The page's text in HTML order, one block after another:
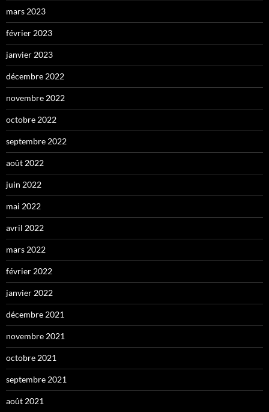
mars 2023
février 2023
janvier 2023
décembre 2022
novembre 2022
octobre 2022
septembre 2022
août 2022
juin 2022
mai 2022
avril 2022
mars 2022
février 2022
janvier 2022
décembre 2021
novembre 2021
octobre 2021
septembre 2021
août 2021